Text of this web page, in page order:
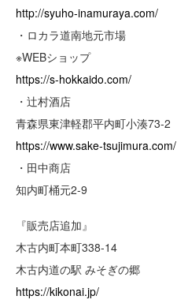
http://syuho-inamuraya.com/
・ロカラ道南地元市場
※WEBショップ
https://s-hokkaido.com/
・辻村酒店
青森県東津軽郡平内町小湊73-2
https://www.sake-tsujimura.com/
・田中商店
知内町桶元2-9
『販売店追加』
木古内町本町338-14
木古内道の駅 みそぎの郷
https://kikonai.jp/